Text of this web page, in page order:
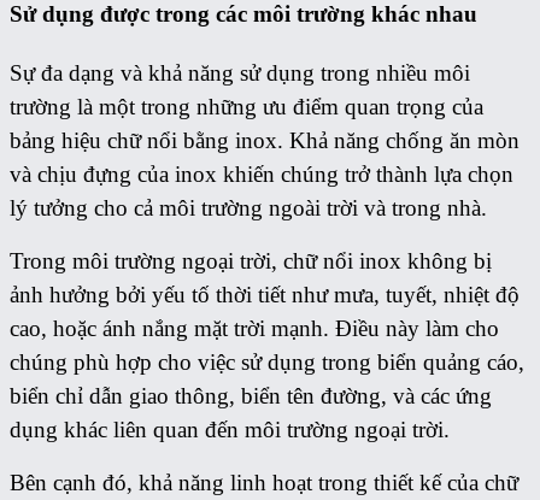
Sử dụng được trong các môi trường khác nhau
Sự đa dạng và khả năng sử dụng trong nhiều môi
trường là một trong những ưu điểm quan trọng của
bảng hiệu chữ nổi bằng inox. Khả năng chống ăn mòn
và chịu đựng của inox khiến chúng trở thành lựa chọn
lý tưởng cho cả môi trường ngoài trời và trong nhà.
Trong môi trường ngoại trời, chữ nổi inox không bị
ảnh hưởng bởi yếu tố thời tiết như mưa, tuyết, nhiệt độ
cao, hoặc ánh nắng mặt trời mạnh. Điều này làm cho
chúng phù hợp cho việc sử dụng trong biển quảng cáo,
biển chỉ dẫn giao thông, biển tên đường, và các ứng
dụng khác liên quan đến môi trường ngoại trời.
Bên cạnh đó, khả năng linh hoạt trong thiết kế của chữ